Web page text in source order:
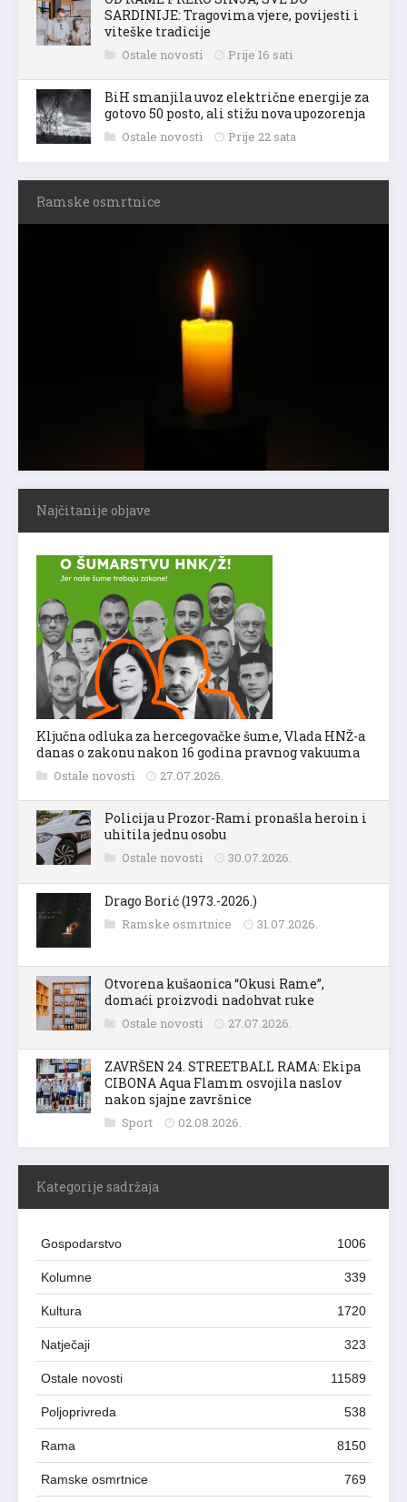
SARDINIJE: Tragovima vjere, povijesti i
viteške tradicije
Ostale novosti Prije 16 sati
BiH smanjila uvoz električne energije za
gotovo 50 posto, ali stižu nova upozorenja
Ostale novosti Prije 22 sata
Ramske osmrtnice
Najčitanije objave
Ključna odluka za hercegovačke šume, Vlada HNŽ-a
danas o zakonu nakon 16 godina pravnog vakuuma
Ostale novosti 27.07.2026.
Policija u Prozor-Rami pronašla heroin i
uhitila jednu osobu
Ostale novosti 30.07.2026.
Drago Borić (1973.-2026.)
Ramske osmrtnice 31.07.2026.
Otvorena kušaonica “Okusi Rame”,
domaći proizvodi nadohvat ruke
Ostale novosti 27.07.2026.
ZAVRŠEN 24. STREETBALL RAMA: Ekipa
CIBONA Aqua Flamm osvojila naslov
nakon sjajne završnice
Sport 02.08.2026.
Kategorije sadržaja
Gospodarstvo 1006
Kolumne 339
Kultura 1720
Natječaji 323
Ostale novosti 11589
Poljoprivreda 538
Rama 8150
Ramske osmrtnice 769